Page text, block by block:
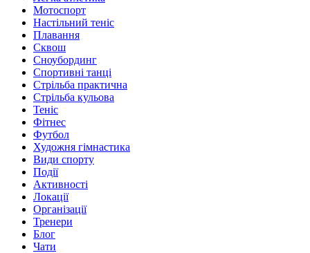
Мотоспорт
Настільний теніс
Плавання
Сквош
Сноубординг
Спортивні танці
Стрільба практична
Стрільба кульова
Теніс
Фітнес
Футбол
Художня гімнастика
Види спорту
Події
Активності
Локації
Організації
Тренери
Блог
Чати